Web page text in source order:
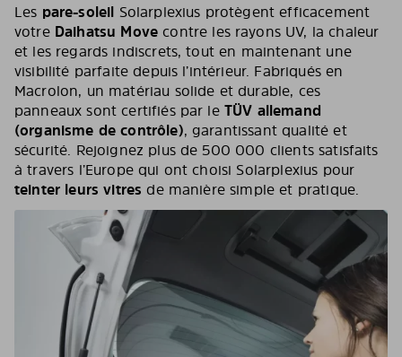
Les pare-soleil Solarplexius protègent efficacement
votre Daihatsu Move contre les rayons UV, la chaleur
et les regards indiscrets, tout en maintenant une
visibilité parfaite depuis l’intérieur. Fabriqués en
Macrolon, un matériau solide et durable, ces
panneaux sont certifiés par le TÜV allemand
(organisme de contrôle), garantissant qualité et
sécurité. Rejoignez plus de 500 000 clients satisfaits
à travers l’Europe qui ont choisi Solarplexius pour
teinter leurs vitres de manière simple et pratique.